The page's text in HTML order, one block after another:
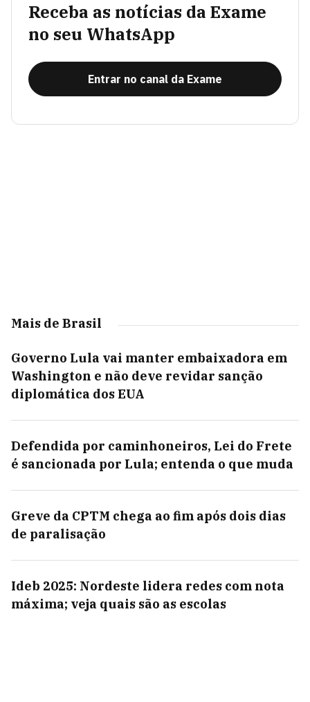
Receba as notícias da Exame
no seu WhatsApp
Entrar no canal da Exame
Mais de Brasil
Governo Lula vai manter embaixadora em
Washington e não deve revidar sanção
diplomática dos EUA
Defendida por caminhoneiros, Lei do Frete
é sancionada por Lula; entenda o que muda
Greve da CPTM chega ao fim após dois dias
de paralisação
Ideb 2025: Nordeste lidera redes com nota
máxima; veja quais são as escolas